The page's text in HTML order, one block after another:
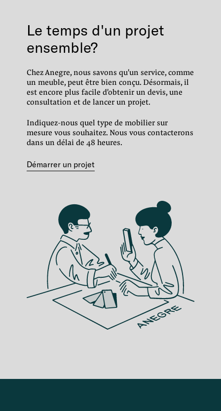
Le temps d'un projet
ensemble?
Chez Anegre, nous savons qu'un service, comme
un meuble, peut être bien conçu.Désormais, il
est encore plus facile d'obtenir un devis, une
consultation et de lancer un projet.
Indiquez-nous quel type de mobilier sur
mesure vous souhaitez.Nous vous contacterons
dans un délai de 48 heures.
Démarrer un projet